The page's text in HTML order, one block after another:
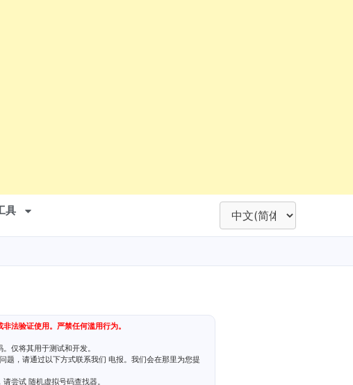
具
法验证使用。严禁任何滥用行为。
仅将其用于测试和开发。
题，请通过以下方式联系我们 电报。我们会在那里为您提
请尝试 随机虚拟号码查找器。